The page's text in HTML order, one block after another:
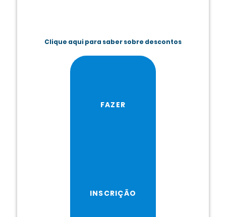
Clique aqui para saber sobre descontos
FAZER
INSCRIÇÃO